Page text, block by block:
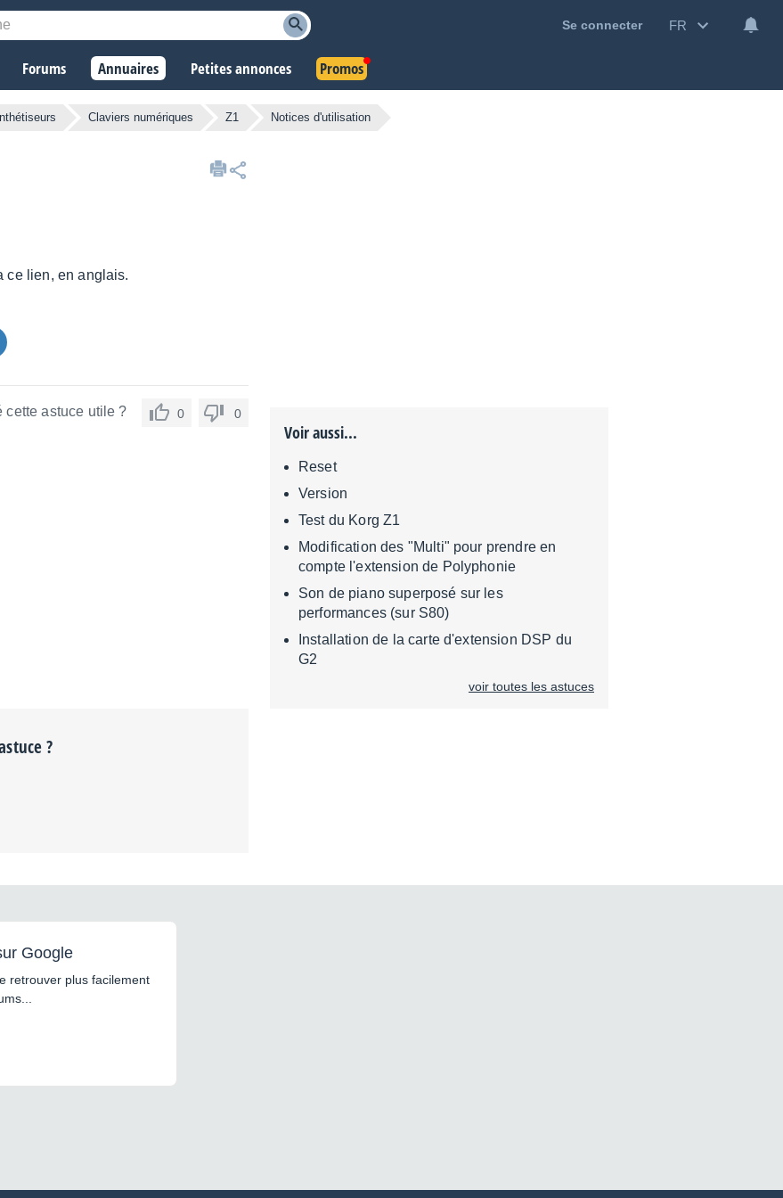
Se connecter FR
Forums Annuaires Petites annonces Promos
Claviers numériques Z1 Notices d'utilisation
ce lien, en anglais.
cette astuce utile ? 0 0
?
Voir aussi...
Reset
Version
Test du Korg Z1
Modification des "Multi" pour prendre en
compte l'extension de Polyphonie
Son de piano superposé sur les
performances (sur S80)
Installation de la carte d'extension DSP du
G2
voir toutes les astuces
Google
retrouver plus facilement